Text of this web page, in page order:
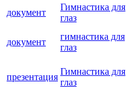
документ
Гимнастика для
глаз
документ
гимнастика для
глаз
презентация
Гимнастика для
глаз